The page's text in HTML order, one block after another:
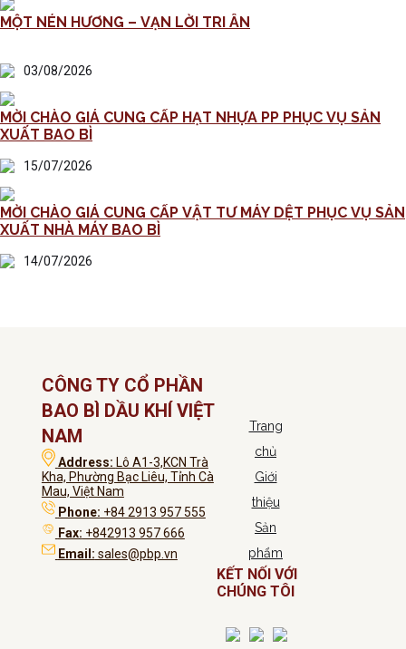
MỘT NÉN HƯƠNG – VẠN LỜI TRI ÂN
03/08/2026
MỜI CHÀO GIÁ CUNG CẤP HẠT NHỰA PP PHỤC VỤ SẢN
XUẤT BAO BÌ
15/07/2026
MỜI CHÀO GIÁ CUNG CẤP VẬT TƯ MÁY DỆT PHỤC VỤ SẢN
XUẤT NHÀ MÁY BAO BÌ
14/07/2026
CÔNG TY CỔ PHẦN
BAO BÌ DẦU KHÍ VIỆT
NAM
Address: Lô A1-3,KCN Trà
Kha, Phường Bạc Liêu, Tỉnh Cà
Mau, Việt Nam
Phone: +84 2913 957 555
Fax: +842913 957 666
Email: sales@pbp.vn
Trang
chủ
Giới
thiệu
Sản
phẩm
KẾT NỐI VỚI
CHÚNG TÔI